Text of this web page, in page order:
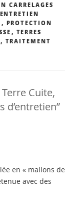
CARRELAGES
ENTRETIEN
, PROTECTION
, TERRES
, TRAITEMENT
Cuite,
d’entretien”
en « mallons de
avec des